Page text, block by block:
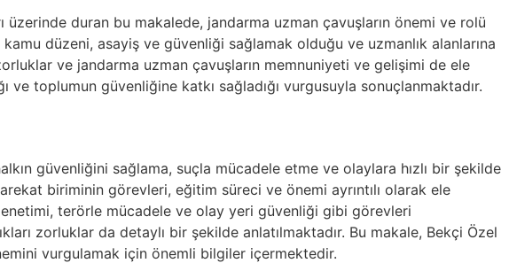
duran bu makalede, jandarma uzman çavuşların önemi ve rolü
düzeni, asayiş ve güvenliği sağlamak olduğu ve uzmanlık alanlarına
ve jandarma uzman çavuşların memnuniyeti ve gelişimi de ele
ve toplumun güvenliğine katkı sağladığı vurgusuyla sonuçlanmaktadır.
güvenliğini sağlama, suçla mücadele etme ve olaylara hızlı bir şekilde
biriminin görevleri, eğitim süreci ve önemi ayrıntılı olarak ele
terörle mücadele ve olay yeri güvenliği gibi görevleri
zorluklar da detaylı bir şekilde anlatılmaktadır. Bu makale, Bekçi Özel
vurgulamak için önemli bilgiler içermektedir.